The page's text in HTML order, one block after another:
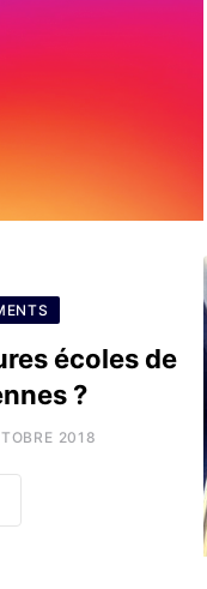
écoles de
?
2018